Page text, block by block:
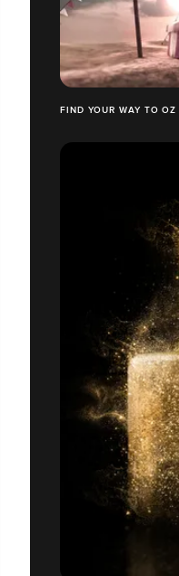
FIND YOUR WAY TO OZ